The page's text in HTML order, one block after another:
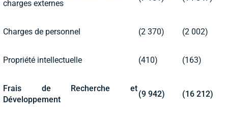
charges externes
Charges de personnel (2 370) (2 002)
Propriété intellectuelle (410) (163)
Frais de Recherche et
Développement
(9 942) (16 212)